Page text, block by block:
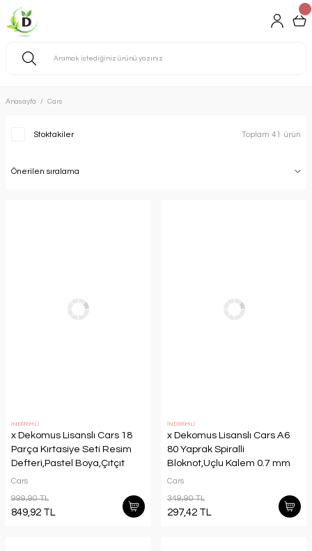
Anasayfa Cars
Stoktakiler Toplam 41 ürün
İNDİRİMLİ
x Dekomus Lisanslı Cars 18
Parça Kırtasiye Seti Resim
Defteri,Pastel Boya,Çıtçıt
Dosya
Cars
999,90 TL
849,92 TL
İNDİRİMLİ
x Dekomus Lisanslı Cars A6
80 Yaprak Spiralli
Bloknot,Uçlu Kalem 0.7 mm
ve Silgi Seti
Cars
349,90 TL
297,42 TL